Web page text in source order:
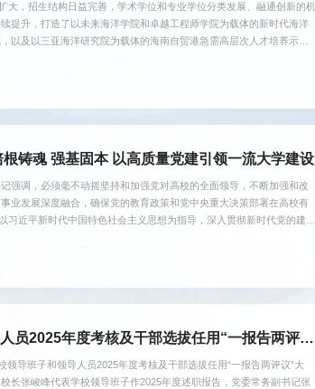
大，招生结构日益完善，学术学位和专业学位分类发展、融通创新的机
提升，打造了以未来海洋学院和卓越工程师学院为载体的新时代海洋
以及以三亚海洋研究院为载体的海南自贸港急需高层次人才培养示范
中国海洋大学召开2025年研究生教育工作会议一、夯实基础要素，提
【回顾十四五 展望十五五】培根铸魂 强基固本 以高质量党建引领一流大学建设
强调，必须毫不动摇坚持和加强党对高校的全面领导，不断加强和改
业发展深度融合，确保党的教育政策和党中央重大决策部署在高校有
习近平新时代中国特色社会主义思想为指导，深入贯彻新时代党的建设
行动”，全面提高学校党建和思想政治工作水平，党组织的政治领导
员2025年度考核及干部选拔任用“一报告两评
导班子和领导人员2025年度考核及干部选拔任用“一报告两评议”大
长张峻峰代表学校领导班子作2025年度述职报告，党委常务副书记张